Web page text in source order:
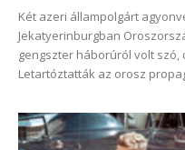
Két azeri állampolgárt
Jekatyerinburgban
gengszter háborúról volt
Letartóztatták az orosz